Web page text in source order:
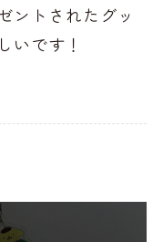
ントされたグッ
いです！